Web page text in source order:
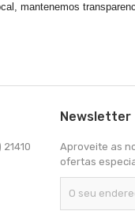
mantenemos
Newsletter
Aproveite as
ofertas